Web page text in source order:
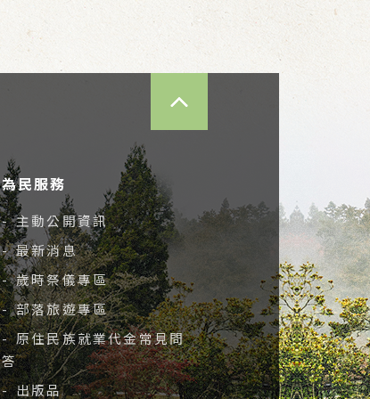
為民服務
- 主動公開資訊
- 最新消息
- 歲時祭儀專區
- 部落旅遊專區
- 原住民族就業代金常見問
答
- 出版品